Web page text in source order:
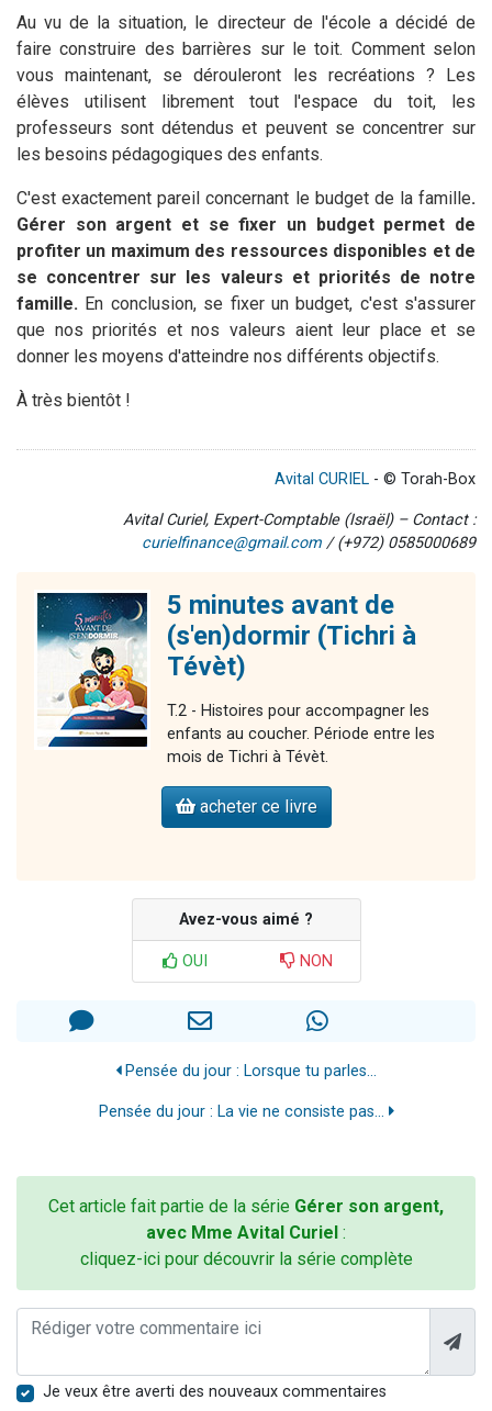
Au vu de la situation, le directeur de l'école a décidé de
faire construire des barrières sur le toit. Comment selon
vous maintenant, se dérouleront les recréations ? Les
élèves utilisent librement tout l'espace du toit, les
professeurs sont détendus et peuvent se concentrer sur
les besoins pédagogiques des enfants.
C'est exactement pareil concernant le budget de la famille.
Gérer son argent et se fixer un budget permet de
profiter un maximum des ressources disponibles et de
se concentrer sur les valeurs et priorités de notre
famille. En conclusion, se fixer un budget, c'est s'assurer
que nos priorités et nos valeurs aient leur place et se
donner les moyens d'atteindre nos différents objectifs.
À très bientôt !
Avital CURIEL - © Torah-Box
Avital Curiel, Expert-Comptable (Israël) – Contact :
curielfinance@gmail.com / (+972) 0585000689
5 minutes avant de
(s'en)dormir (Tichri à
Tévèt)
T.2 - Histoires pour accompagner les
enfants au coucher. Période entre les
mois de Tichri à Tévèt.
acheter ce livre
Avez-vous aimé ?
OUI NON
Pensée du jour : Lorsque tu parles...
Pensée du jour : La vie ne consiste pas...
Cet article fait partie de la série Gérer son argent,
avec Mme Avital Curiel :
cliquez-ici pour découvrir la série complète
Je veux être averti des nouveaux commentaires